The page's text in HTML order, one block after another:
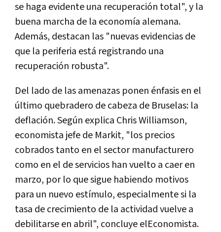
se haga evidente una recuperación total", y la
buena marcha de la economía alemana.
Además, destacan las "nuevas evidencias de
que la periferia está registrando una
recuperación robusta".
Del lado de las amenazas ponen énfasis en el
último quebradero de cabeza de Bruselas: la
deflación. Según explica Chris Williamson,
economista jefe de Markit, "los precios
cobrados tanto en el sector manufacturero
como en el de servicios han vuelto a caer en
marzo, por lo que sigue habiendo motivos
para un nuevo estímulo, especialmente si la
tasa de crecimiento de la actividad vuelve a
debilitarse en abril", concluye elEconomista.